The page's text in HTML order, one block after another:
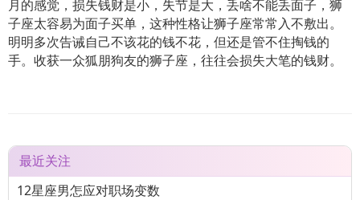
月的感觉，损失钱财是小，失节是大，丢啥不能丢面子，狮
子座太容易为面子买单，这种性格让狮子座常常入不敷出。
明明多次告诫自己不该花的钱不花，但还是管不住掏钱的
手。收获一众狐朋狗友的狮子座，往往会损失大笔的钱财。
最近关注
12星座男怎应对职场变数